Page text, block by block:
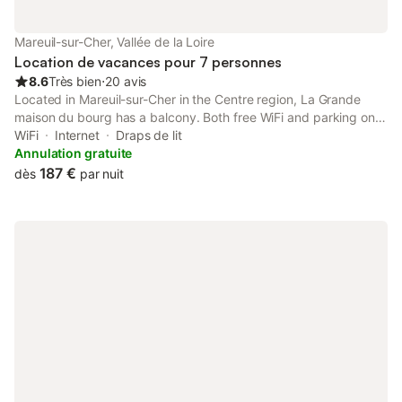
Mareuil-sur-Cher, Vallée de la Loire
Location de vacances pour 7 personnes
8.6Très bien⋅20 avis
Located in Mareuil-sur-Cher in the Centre region, La Grande
maison du bourg has a balcony. Both free WiFi and parking on-
site are accessible at the holiday home free of charge. The
property is non-smoking and is situated 8.5 km from Beauval
Zoo.
WiFi Internet
Draps de lit
Annulation gratuite
dès 187 € par nuit